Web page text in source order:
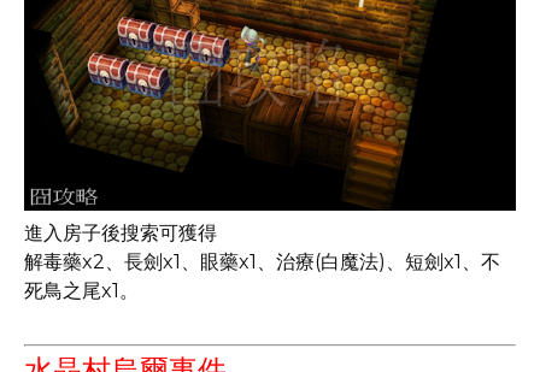
進入房子後搜索可獲得
解毒藥x2、長劍x1、眼藥x1、治療(白魔法)、短劍x1、不
死鳥之尾x1。